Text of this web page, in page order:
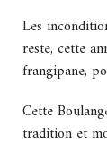
Les
reste, cette
frangipane,
Cette
tradition et